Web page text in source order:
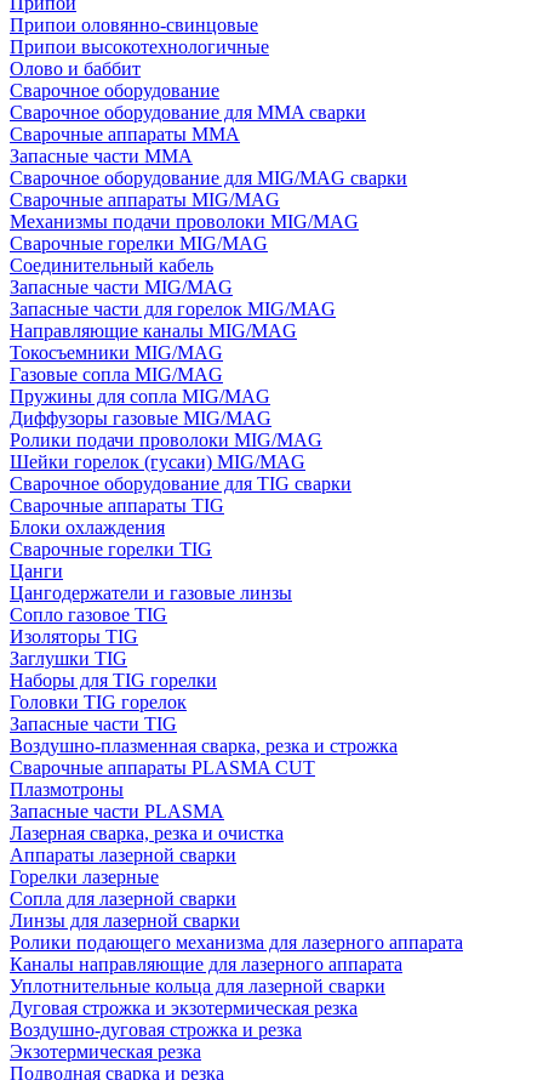
Припои оловянно-свинцовые
Припои высокотехнологичные
Олово и баббит
Сварочное оборудование
Сварочное оборудование для MMA сварки
Сварочные аппараты MMA
Запасные части MMA
Сварочное оборудование для MIG/MAG сварки
Сварочные аппараты MIG/MAG
Механизмы подачи проволоки MIG/MAG
Сварочные горелки MIG/MAG
Соединительный кабель
Запасные части MIG/MAG
Запасные части для горелок MIG/MAG
Направляющие каналы MIG/MAG
Токосъемники MIG/MAG
Газовые сопла MIG/MAG
Пружины для сопла MIG/MAG
Диффузоры газовые MIG/MAG
Ролики подачи проволоки MIG/MAG
Шейки горелок (гусаки) MIG/MAG
Сварочное оборудование для TIG сварки
Сварочные аппараты TIG
Блоки охлаждения
Сварочные горелки TIG
Цанги
Цангодержатели и газовые линзы
Сопло газовое TIG
Изоляторы TIG
Заглушки TIG
Наборы для TIG горелки
Головки TIG горелок
Запасные части TIG
Воздушно-плазменная сварка, резка и строжка
Сварочные аппараты PLASMA CUT
Плазмотроны
Запасные части PLASMA
Лазерная сварка, резка и очистка
Аппараты лазерной сварки
Горелки лазерные
Сопла для лазерной сварки
Линзы для лазерной сварки
Ролики подающего механизма для лазерного аппарата
Каналы направляющие для лазерного аппарата
Уплотнительные кольца для лазерной сварки
Дуговая строжка и экзотермическая резка
Воздушно-дуговая строжка и резка
Экзотермическая резка
Подводная сварка и резка